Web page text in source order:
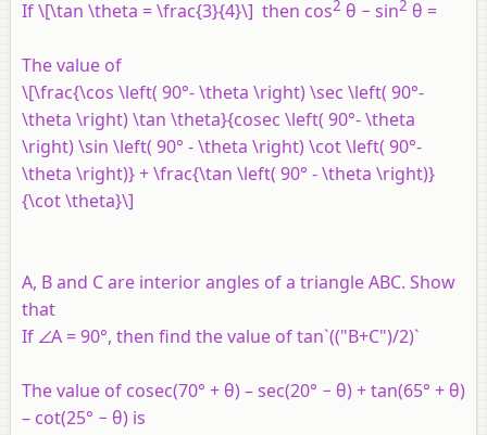
If \[\tan \theta = \frac{3}{4}\] then cos2 θ − sin2 θ =
The value of
\[\frac{\cos \left( 90°- \theta \right) \sec \left( 90°-
\theta \right) \tan \theta}{cosec \left( 90°- \theta
\right) \sin \left( 90° - \theta \right) \cot \left( 90°-
\theta \right)} + \frac{\tan \left( 90° - \theta \right)}
{\cot \theta}\]
A, B and C are interior angles of a triangle ABC. Show
that
If ∠A = 90°, then find the value of tan`(("B+C")/2)`
The value of cosec(70° + θ) – sec(20° − θ) + tan(65° + θ)
– cot(25° − θ) is